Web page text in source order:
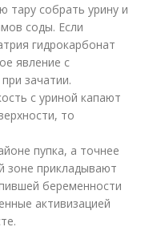
тару собрать урину и
соды. Если
гидрокарбонат
явление с
зачатии.
с уриной капают
то
пупка, а точнее
зоне прикладывают
беременности
активизацией